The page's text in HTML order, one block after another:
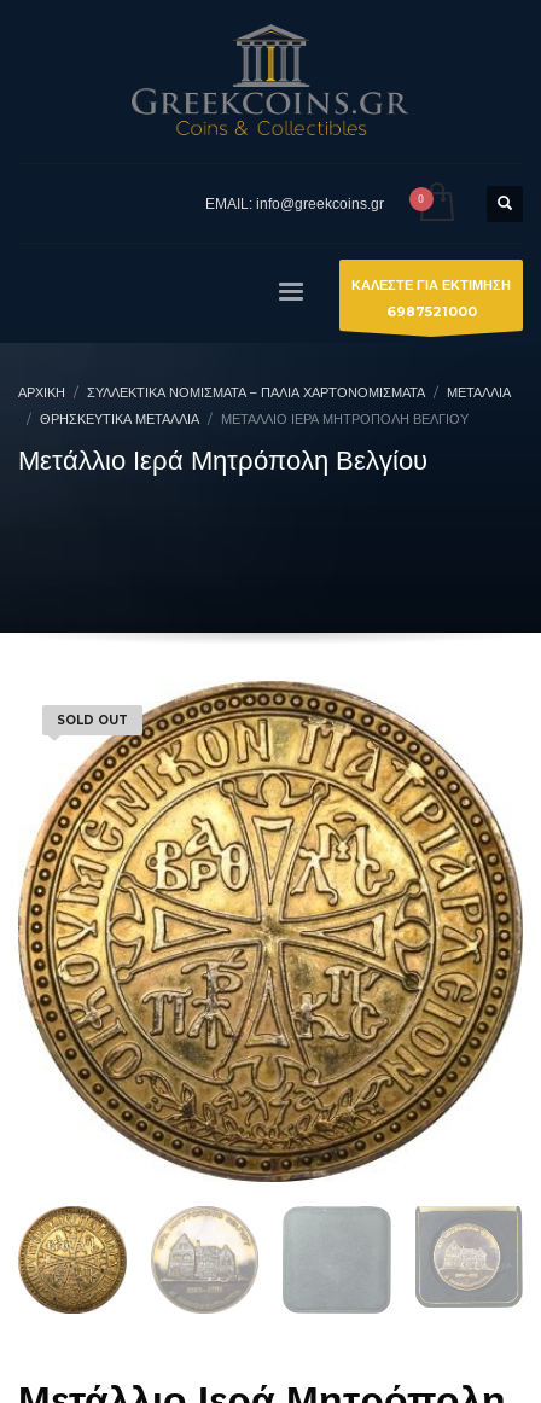
EMAIL: info@greekcoins.gr
ΚΑΛΕΣΤΕ ΓΙΑ ΕΚΤΙΜΗΣΗ
6987521000
ΑΡΧΙΚΉ ΣΥΛΛΕΚΤΙΚΆ ΝΟΜΊΣΜΑΤΑ – ΠΑΛΙΆ ΧΑΡΤΟΝΟΜΊΣΜΑΤΑ
ΜΕΤΑΛΛΙΑ
ΘΡΗΣΚΕΥΤΙΚΆ ΜΕΤΆΛΛΙΑ
ΜΕΤΆΛΛΙΟ ΙΕΡΆ ΜΗΤΡΌΠΟΛΗ ΒΕΛΓΊΟΥ
Μετάλλιο Ιερά Μητρόπολη Βελγίου
SOLD OUT